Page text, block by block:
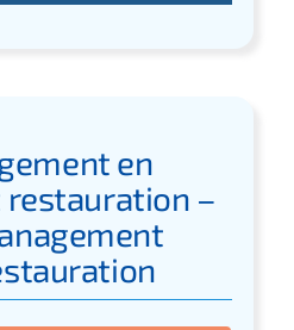
en
–